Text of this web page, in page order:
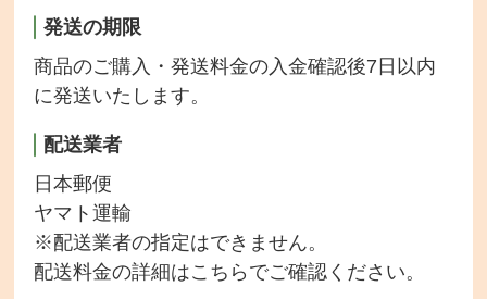
発送の期限
商品のご購入・発送料金の入金確認後7日以内
に発送いたします。
配送業者
日本郵便
ヤマト運輸
※配送業者の指定はできません。
配送料金の詳細はこちら でご確認ください。